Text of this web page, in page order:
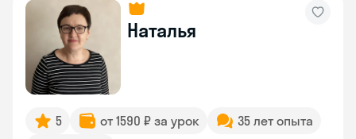
Наталья
5 от 1590 ₽ за урок
35 лет опыта